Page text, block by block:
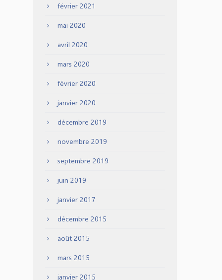
février 2021
mai 2020
avril 2020
mars 2020
février 2020
janvier 2020
décembre 2019
novembre 2019
septembre 2019
juin 2019
janvier 2017
décembre 2015
août 2015
mars 2015
janvier 2015